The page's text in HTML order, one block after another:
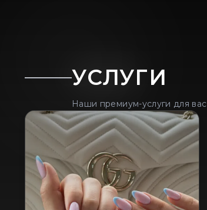
УСЛУГИ
Наши премиум-услуги для вас